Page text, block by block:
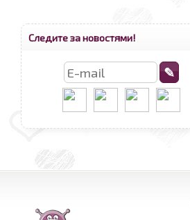
Следите за новостями!